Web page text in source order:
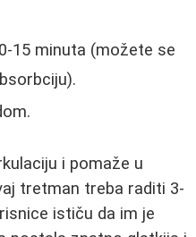
15 minuta (možete se
i pomaže u
tretman treba raditi 3-
ističu da im je